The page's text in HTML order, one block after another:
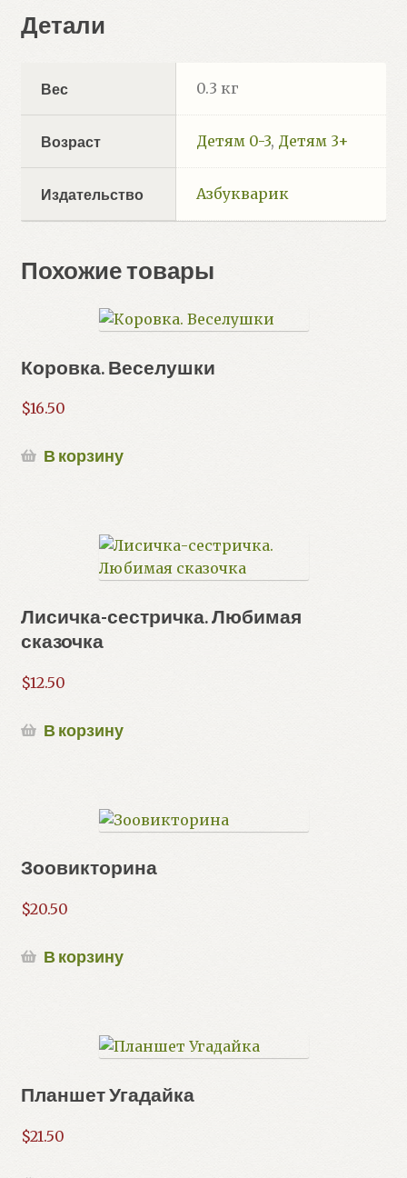
Детали
Вес 0.3 кг
Возраст Детям 0-3, Детям 3+
Издательство Азбукварик
Похожие товары
Коровка. Веселушки
$16.50
В корзину
Лисичка-сестричка. Любимая
сказочка
$12.50
В корзину
Зоовикторина
$20.50
В корзину
Планшет Угадайка
$21.50